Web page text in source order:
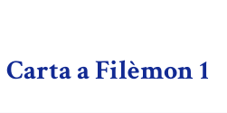
Carta a Filèmon 1